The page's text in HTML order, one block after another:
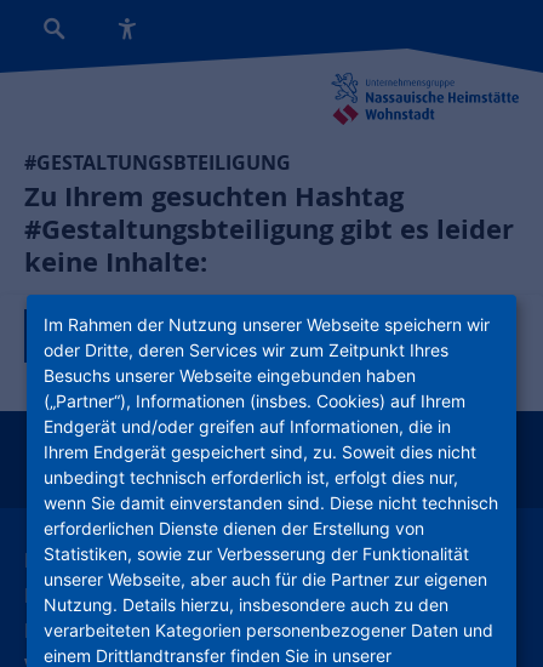
#GESTALTUNGSBTEILIGUNG
Zu Ihrem gesuchten Hashtag
#Gestaltungsbteiligung gibt es leider
keine Inhalte:
Zurück zur Tagübersicht
instagramfacebookyoutubelinkedinkununu
Leichte Sprache
Deutsche Gebärdensprache
Kontakt
Im Rahmen der Nutzung unserer Webseite speichern wir
oder Dritte, deren Services wir zum Zeitpunkt Ihres
Besuchs unserer Webseite eingebunden haben
(„Partner“), Informationen (insbes. Cookies) auf Ihrem
Endgerät und/oder greifen auf Informationen, die in
Ihrem Endgerät gespeichert sind, zu. Soweit dies nicht
unbedingt technisch erforderlich ist, erfolgt dies nur,
wenn Sie damit einverstanden sind. Diese nicht technisch
erforderlichen Dienste dienen der Erstellung von
Statistiken, sowie zur Verbesserung der Funktionalität
unserer Webseite, aber auch für die Partner zur eigenen
Nutzung. Details hierzu, insbesondere auch zu den
verarbeiteten Kategorien personenbezogener Daten und
einem Drittlandtransfer finden Sie in unserer